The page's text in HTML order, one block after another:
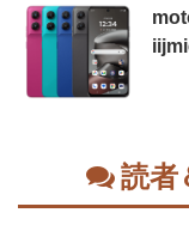
読者